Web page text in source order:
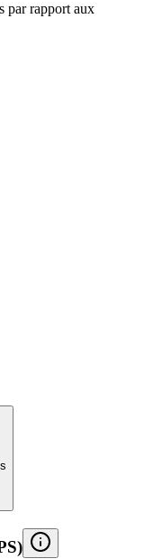
par rapport aux